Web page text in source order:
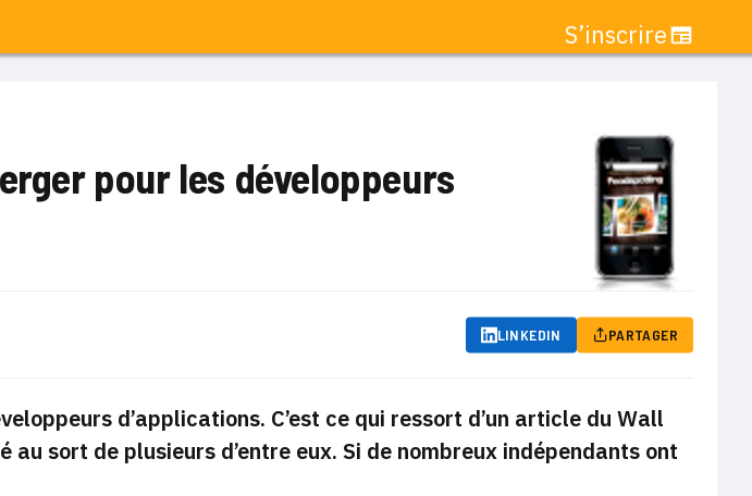
S’inscrire
pour les développeurs
LINKEDIN PARTAGER
d’applications. C’est ce qui ressort d’un article du Wall
au sort de plusieurs d’entre eux. Si de nombreux indépendants ont